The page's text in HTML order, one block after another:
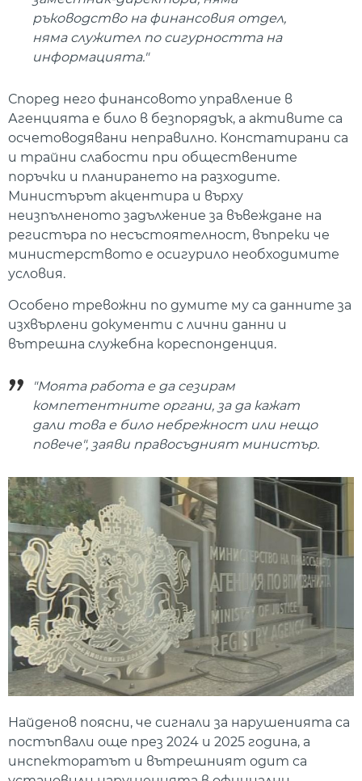
ръководство на финансовия отдел,
няма служител по сигурността на
информацията."
Според него финансовото управление в
Агенцията е било в безпорядък, а активите са
осчетоводявани неправилно. Констатирани са
и трайни слабости при обществените
поръчки и планирането на разходите.
Министърът акцентира и върху
неизпълненото задължение за въвеждане на
регистъра по несъстоятелност, въпреки че
министерството е осигурило необходимите
условия.
Особено тревожни по думите му са данните за
изхвърлени документи с лични данни и
вътрешна служебна кореспонденция.
"Моята работа е да сезирам
компетентните органи, за да кажат
дали това е било небрежност или нещо
повече", заяви правосъдният министър.
Найденов поясни, че сигнали за нарушенията са
постъпвали още през 2024 и 2025 година, а
инспекторатът и вътрешният одит са